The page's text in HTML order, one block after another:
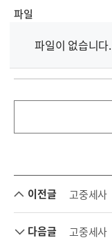
파일
파일이 없습니다.
이전글 고중세사
다음글 고중세사